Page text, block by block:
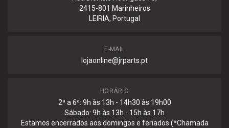
2415-801 Marinheiros
LEIRIA, Portugal
E-MAIL
lojaonline@jrparts.pt
HORÁRIO
2ª a 6ª: 9h às 13h - 14h30 às 19h00
Sábado: 9h às 13h - 15h às 17h
Estamos encerrados aos domingos e feriados (*Chamada